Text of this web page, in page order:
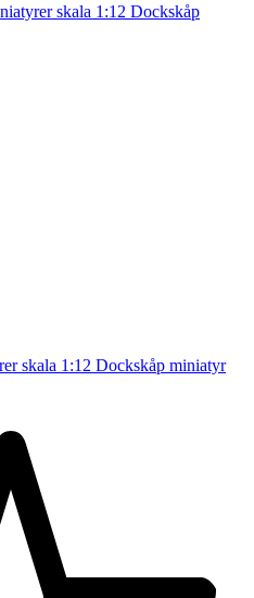
skala 1:12 Dockskåp
skala 1:12 Dockskåp miniatyr